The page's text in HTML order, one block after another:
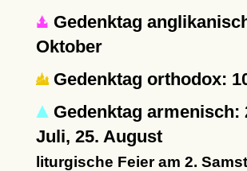
Gedenktag
Oktober
Gedenktag orthodox:
Gedenktag armenisch:
Juli, 25. August
liturgische Feier am 2.